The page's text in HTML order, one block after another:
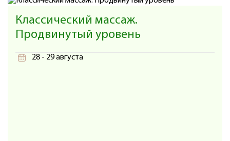
Классический массаж.
Продвинутый уровень
28 - 29 августа